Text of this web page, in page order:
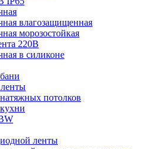
влагозащищенная
морозостойкая
220В
в силиконе
потолков
ленты